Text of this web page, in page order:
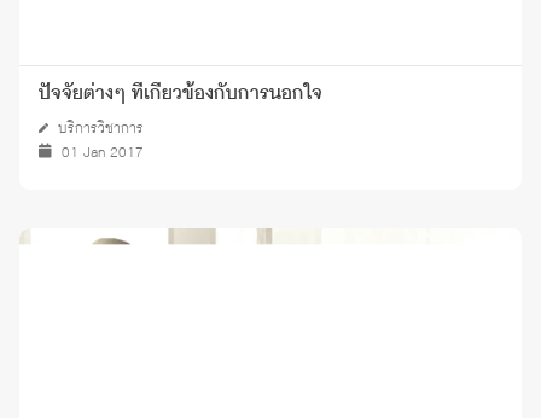
ปัจจัยต่างๆ ที่เกี่ยวข้องกับการนอกใจ
บริการวิชาการ
01 Jan 2017